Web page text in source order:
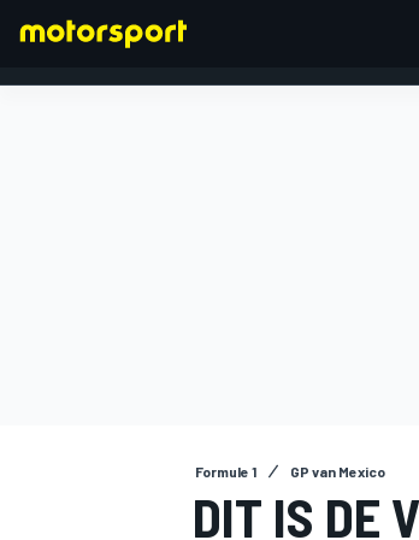
Formule 1 GP van Mexico
DIT IS DE